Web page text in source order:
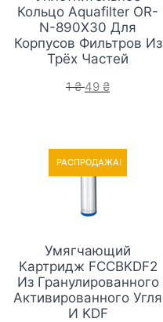
Кольцо Aquafilter OR-
N-890X30 Для
Корпусов Фильтров Из
Трёх Частей
1₴ 49 ₴
РАСПРОДАЖА!
РАСПРОДАЖА!
Умягчающий
Картридж FCCBKDF2
Из Гранулированного
Активированного Угля
И KDF